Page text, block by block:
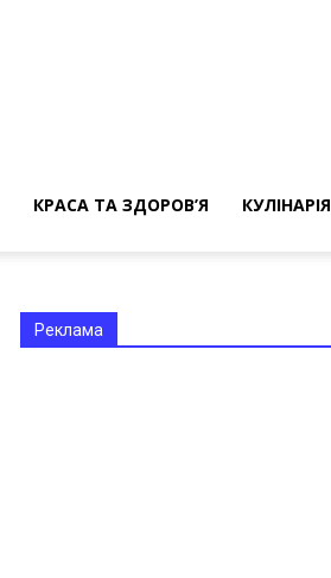
КРАСА ТА ЗДОРОВ’Я КУЛІНАРІЯ
Реклама